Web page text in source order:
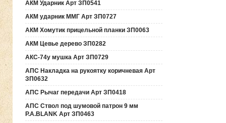
АКМ Ударник Арт ЗП0541
АКМ ударник ММГ Арт ЗП0727
АКМ Хомутик прицельной планки ЗП0063
АКМ Цевье дерево ЗП0282
АКС-74у мушка Арт ЗП0729
АПС Накладка на рукоятку коричневая Арт
ЗП0632
АПС Рычаг передачи Арт ЗП0418
АПС Ствол под шумовой патрон 9 мм
P.A.BLANK Арт ЗП0463